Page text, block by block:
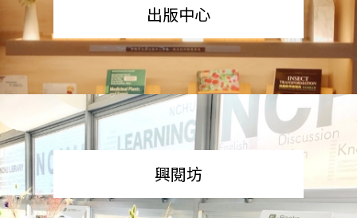
出版中心
興閱坊